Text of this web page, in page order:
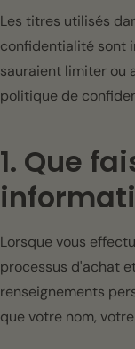
Les titres utilisés
confidentialité sont
sauraient limiter ou
politique de
1. Que
Lorsque vous
processus d'achat
renseignements
que votre nom,